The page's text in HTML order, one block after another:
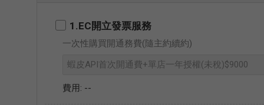
1.EC開立發票服務
一次性購買開通務費(隨主約續約)
--